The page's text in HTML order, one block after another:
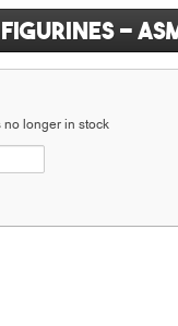
-
no longer in stock